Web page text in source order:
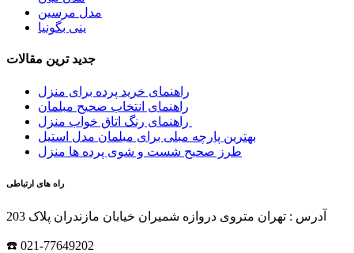
مدل مرسین
ینی بگونیا
جدید ترین مقالات
راهنمای خرید پرده برای منزل
راهنمای انتخاب صحیح مبلمان
بهترین پارچه مبلی برای مبلمان مدل استیل
طرز صحیح شست و شوی پرده ها منزل
راه های ارتباطی
آدرس : تهران متروی دروازه شمیران خیابان مازندران پلاک 203
☎️ 021-77649202